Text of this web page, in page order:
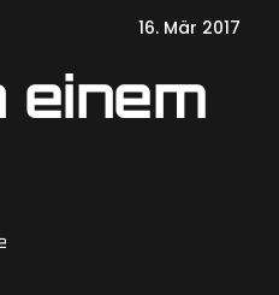
16. Mär 2017
einem